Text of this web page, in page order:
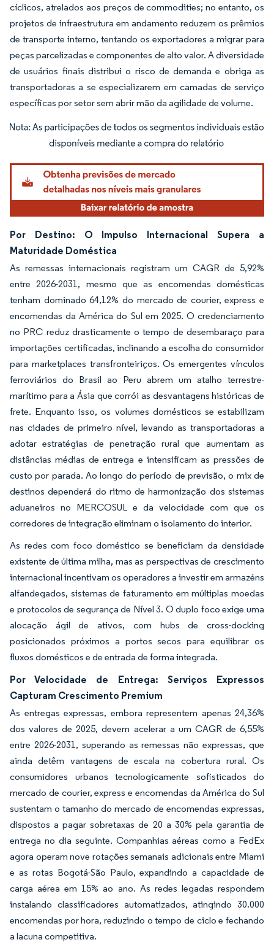
cíclicos, atrelados aos preços de commodities; no entanto, os
projetos de infraestrutura em andamento reduzem os prêmios
de transporte interno, tentando os exportadores a migrar para
peças parcelizadas e componentes de alto valor. A diversidade
de usuários finais distribui o risco de demanda e obriga as
transportadoras a se especializarem em camadas de serviço
específicas por setor sem abrir mão da agilidade de volume.
Imagem © Mordor Intelligence. O reuso requer atribuição conforme CC BY 4.0.
Por Destino: O Impulso Internacional Supera a
Maturidade Doméstica
As remessas internacionais registram um CAGR de 5,92%
entre 2026-2031, mesmo que as encomendas domésticas
tenham dominado 64,12% do mercado de courier, express e
encomendas da América do Sul em 2025. O credenciamento
no PRC reduz drasticamente o tempo de desembaraço para
importações certificadas, inclinando a escolha do consumidor
para marketplaces transfronteiriços. Os emergentes vínculos
ferroviários do Brasil ao Peru abrem um atalho terrestre-
marítimo para a Ásia que corrói as desvantagens históricas de
frete. Enquanto isso, os volumes domésticos se estabilizam
nas cidades de primeiro nível, levando as transportadoras a
adotar estratégias de penetração rural que aumentam as
distâncias médias de entrega e intensificam as pressões de
custo por parada. Ao longo do período de previsão, o mix de
destinos dependerá do ritmo de harmonização dos sistemas
aduaneiros no MERCOSUL e da velocidade com que os
corredores de integração eliminam o isolamento do interior.
As redes com foco doméstico se beneficiam da densidade
existente de última milha, mas as perspectivas de crescimento
internacional incentivam os operadores a investir em armazéns
alfandegados, sistemas de faturamento em múltiplas moedas
e protocolos de segurança de Nível 3. O duplo foco exige uma
alocação ágil de ativos, com hubs de cross-docking
posicionados próximos a portos secos para equilibrar os
fluxos domésticos e de entrada de forma integrada.
Por Velocidade de Entrega: Serviços Expressos
Capturam Crescimento Premium
As entregas expressas, embora representem apenas 24,36%
dos valores de 2025, devem acelerar a um CAGR de 6,55%
entre 2026-2031, superando as remessas não expressas, que
ainda detêm vantagens de escala na cobertura rural. Os
consumidores urbanos tecnologicamente sofisticados do
mercado de courier, express e encomendas da América do Sul
sustentam o tamanho do mercado de encomendas expressas,
dispostos a pagar sobretaxas de 20 a 30% pela garantia de
entrega no dia seguinte. Companhias aéreas como a FedEx
agora operam nove rotações semanais adicionais entre Miami
e as rotas Bogotá-São Paulo, expandindo a capacidade de
carga aérea em 15% ao ano. As redes legadas respondem
instalando classificadores automatizados, atingindo 30.000
encomendas por hora, reduzindo o tempo de ciclo e fechando
a lacuna competitiva.